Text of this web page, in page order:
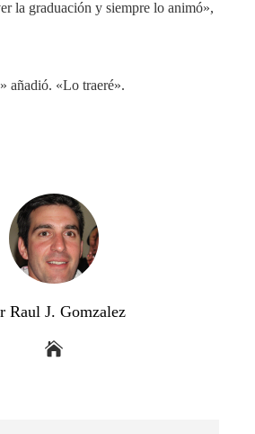
la graduación y siempre lo animó»,
añadió. «Lo traeré».
Raul J. Gomzalez